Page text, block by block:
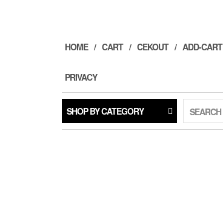
HOME CART CEKOUT ADD-CART
PRIVACY
SHOP BY CATEGORY SEARCH